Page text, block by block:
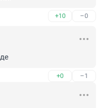
+10 –0
+0 –1